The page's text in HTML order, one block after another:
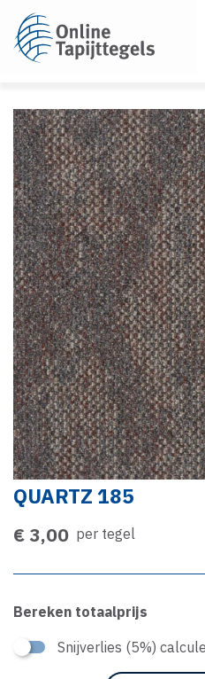
QUARTZ 185
€ 3,00 per tegel
Bereken totaalprijs
Snijverlies (5%)